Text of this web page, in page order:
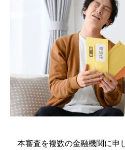
本審査を複数の金融機関に申